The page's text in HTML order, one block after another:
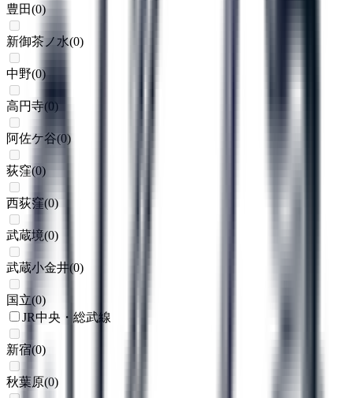
豊田(0)
新御茶ノ水(0)
中野(0)
高円寺(0)
阿佐ケ谷(0)
荻窪(0)
西荻窪(0)
武蔵境(0)
武蔵小金井(0)
国立(0)
JR中央・総武線
新宿(0)
秋葉原(0)